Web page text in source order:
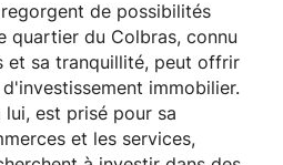
de possibilités
quartier du Colbras, connu
et sa tranquillité, peut offrir
immobilier.
est prisé pour sa
et les services,